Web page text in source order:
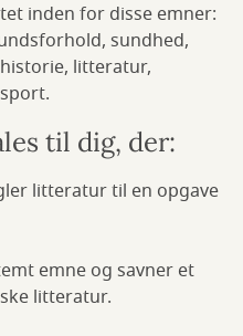
inden for disse emner:
sundhed,
litteratur,
til dig, der:
litteratur til en opgave
emne og savner et
litteratur.